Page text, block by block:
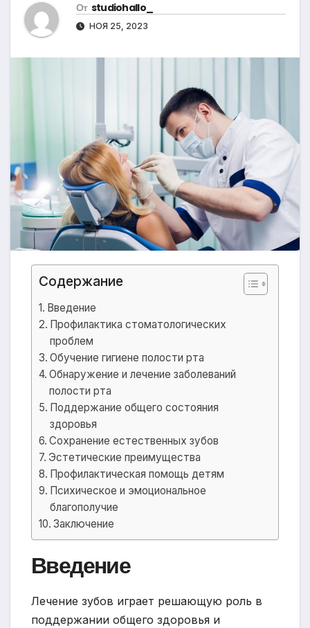
От studiohallo_
НОЯ 25, 2023
Содержание
Введение
Профилактика стоматологических
проблем
Обучение гигиене полости рта
Обнаружение и лечение заболеваний
полости рта
Поддержание общего состояния
здоровья
Сохранение естественных зубов
Эстетические преимущества
Профилактическая помощь детям
Психическое и эмоциональное
благополучие
Заключение
Введение
Лечение зубов играет решающую роль в
поддержании общего здоровья и